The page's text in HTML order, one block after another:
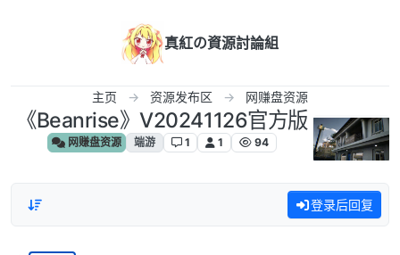
真紅の資源討論組
主页 资源发布区 网赚盘资源
《Beanrise》V20241126官方版
网赚盘资源 端游 1 1 94
登录后回复